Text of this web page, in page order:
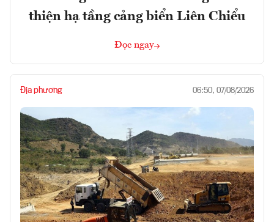
thiện hạ tầng cảng biển Liên Chiểu
Đọc ngay
Địa phương 06:50, 07/08/2026